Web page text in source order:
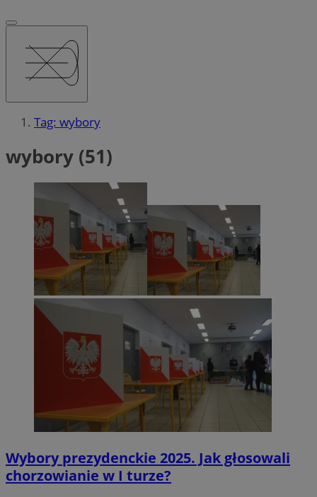
Tag: wybory
wybory (51)
Wybory prezydenckie 2025. Jak głosowali
chorzowianie w I turze?